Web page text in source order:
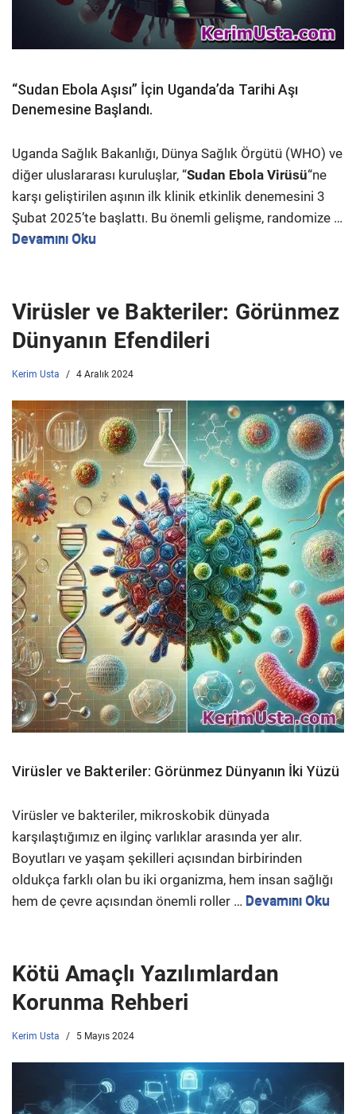
“Sudan Ebola Aşısı” İçin Uganda’da Tarihi Aşı
Denemesine Başlandı.
Uganda Sağlık Bakanlığı, Dünya Sağlık Örgütü (WHO) ve
diğer uluslararası kuruluşlar, “Sudan Ebola Virüsü“ne
karşı geliştirilen aşının ilk klinik etkinlik denemesini 3
Şubat 2025’te başlattı. Bu önemli gelişme, randomize …
Devamını Oku
Virüsler ve Bakteriler: Görünmez
Dünyanın Efendileri
Kerim Usta 4 Aralık 2024
Virüsler ve Bakteriler: Görünmez Dünyanın İki Yüzü
Virüsler ve bakteriler, mikroskobik dünyada
karşılaştığımız en ilginç varlıklar arasında yer alır.
Boyutları ve yaşam şekilleri açısından birbirinden
oldukça farklı olan bu iki organizma, hem insan sağlığı
hem de çevre açısından önemli roller … Devamını Oku
Kötü Amaçlı Yazılımlardan
Korunma Rehberi
Kerim Usta 5 Mayıs 2024